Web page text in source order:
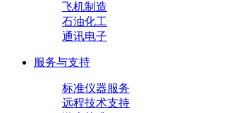
飞机制造
石油化工
通讯电子
服务与支持
标准仪器服务
远程技术支持